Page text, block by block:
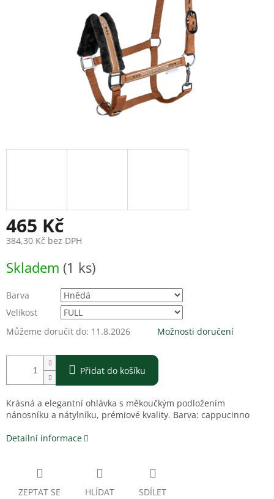
465 Kč
384,30 Kč bez DPH
cena:
Skladem (1 ks)
Barva
Velikost
Můžeme doručit do: 11.8.2026 Možnosti doručení
Přidat do košíku
Krásná a elegantní ohlávka s měkoučkým podložením
nánosníku a nátylníku, prémiové kvality. Barva: cappucinno
Detailní informace
ZEPTAT SE HLÍDAT SDÍLET